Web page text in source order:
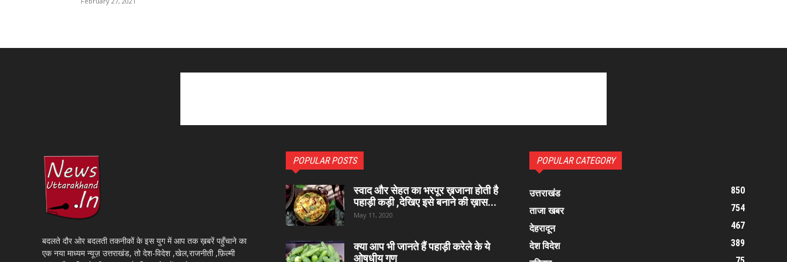
बदलते दौर ओर बदलती तकनीकों के इस युग में आप तक ख़बरें पहुँचाने का
एक नया माध्यम न्यूज़ उत्तराखंड, तो देश-विदेश ,खेल,राजनीती ,फ़िल्मी
POPULAR POSTS
स्वाद और सेहत का भरपूर ख़जाना होती है
पहाड़ी कड़ी ,देखिए इसे बनाने की ख़ास...
May 11, 2020
क्या आप भी जानते हैं पहाड़ी करेले के ये
ओषधीय गुण
POPULAR CATEGORY
उत्तराखंड
850
ताजा खबर
754
देहरादून
467
देश विदेश
389